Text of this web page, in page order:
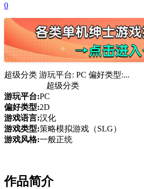
0
超级分类 游玩平台: PC 偏好类型:...
超级分类
游玩平台:PC
偏好类型:2D
游戏语言:汉化
游戏类型:策略模拟游戏（SLG）
游戏风格:一般正统
作品简介